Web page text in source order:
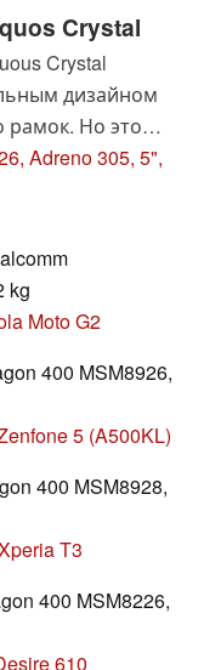
Crystal
Crystal
дизайном
рамок. Но это
-
с ними
Adreno 305, 5",
kg
Moto G2
400 MSM8926,
5 (A500KL)
400 MSM8928,
T3
400 MSM8226,
610